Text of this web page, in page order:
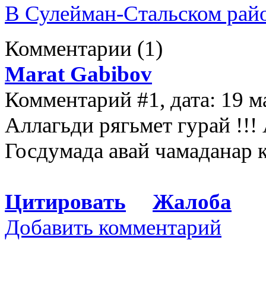
В Сулейман-Стальском
Комментарии (1)
Marat Gabibov
Комментарий #1, дата: 19
Аллагьди рягьмет гурай !!!
Госдумада авай чамаданар
Цитировать
Жалоба
Добавить комментарий